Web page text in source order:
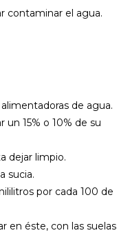
contaminar el agua.
de agua.
un 15% o 10% de su
dejar limpio.
sucia.
por cada 100 de
en éste, con las suelas